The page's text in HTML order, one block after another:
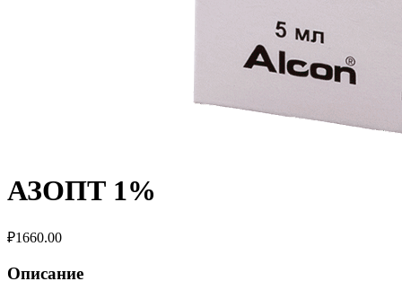
АЗОПТ 1%
₽1660.00
Описание